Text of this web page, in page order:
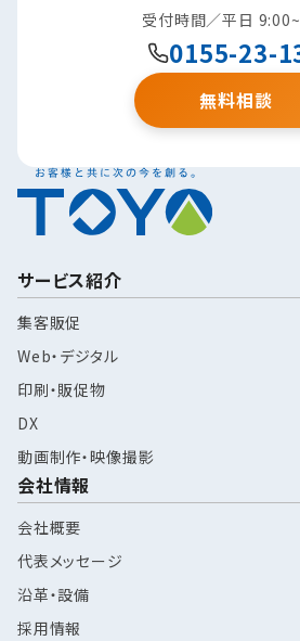
サービス紹介
集客販促
Web・デジタル
印刷・販促物
DX
動画制作・映像撮影
会社情報
会社概要
代表メッセージ
沿革・設備
採用情報
受付時間／平日
0155-23-
無料相談